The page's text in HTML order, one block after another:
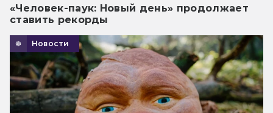
«Человек-паук: Новый день» продолжает
ставить рекорды
Новости